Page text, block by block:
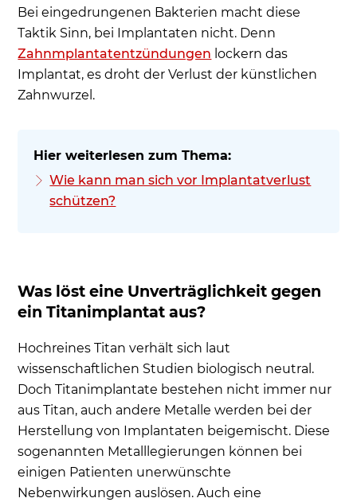
Bei eingedrungenen Bakterien macht diese
Taktik Sinn, bei Implantaten nicht. Denn
Zahnmplantatentzündungen lockern das
Implantat, es droht der Verlust der künstlichen
Zahnwurzel.
Wie kann man sich vor Implantatverlust
schützen?
Was löst eine Unverträglichkeit gegen
ein Titanimplantat aus?
Hochreines Titan verhält sich laut
wissenschaftlichen Studien biologisch neutral.
Doch Titanimplantate bestehen nicht immer nur
aus Titan, auch andere Metalle werden bei der
Herstellung von Implantaten beigemischt. Diese
sogenannten Metalllegierungen können bei
einigen Patienten unerwünschte
Nebenwirkungen auslösen. Auch eine